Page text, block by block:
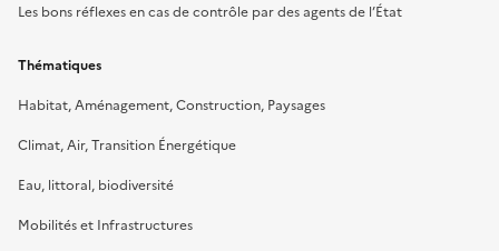
Les bons réflexes en cas de contrôle par des agents de l’État
Thématiques
Habitat, Aménagement, Construction, Paysages
Climat, Air, Transition Énergétique
Eau, littoral, biodiversité
Mobilités et Infrastructures